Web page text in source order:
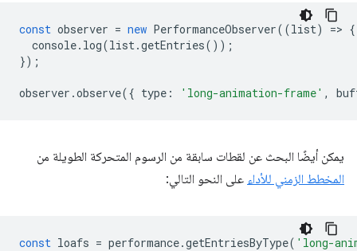
const observer = new PerformanceObserver((list) => {
console. log(list.getEntries());
});
observer .observe({ type : 'long-animation-frame' ,
يمكن أيضًا البحث عن لقطات سابقة من الرسوم المتحركة الطويلة من
المخطط الزمني للأداء على النحو التالي:
const loafs = performance.getEntriesByType( 'long-